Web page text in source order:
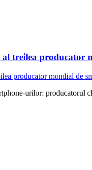
treilea producator
urilor: